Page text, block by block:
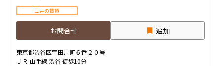
入居可能日
三井の賃貸
お問合せ 追加
東京都渋谷区宇田川町６番２０号
ＪＲ 山手線 渋谷 徒歩10分